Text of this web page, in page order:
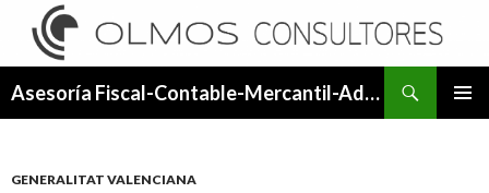
Asesoría Fiscal-Contable-Mercantil-Administrativa.
GENERALITAT VALENCIANA